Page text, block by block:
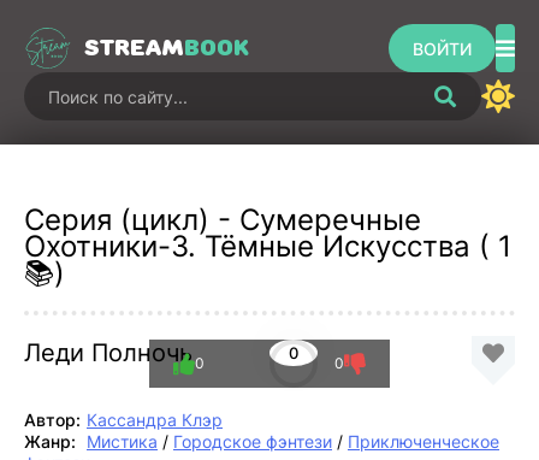
STREAMBOOK ВОЙТИ
Серия (цикл) - Сумеречные
Охотники-3. Тёмные Искусства ( 1
📚)
Леди Полночь 0
0 0
Автор: Кассандра Клэр
Жанр:
Мистика / Городское фэнтези / Приключенческое